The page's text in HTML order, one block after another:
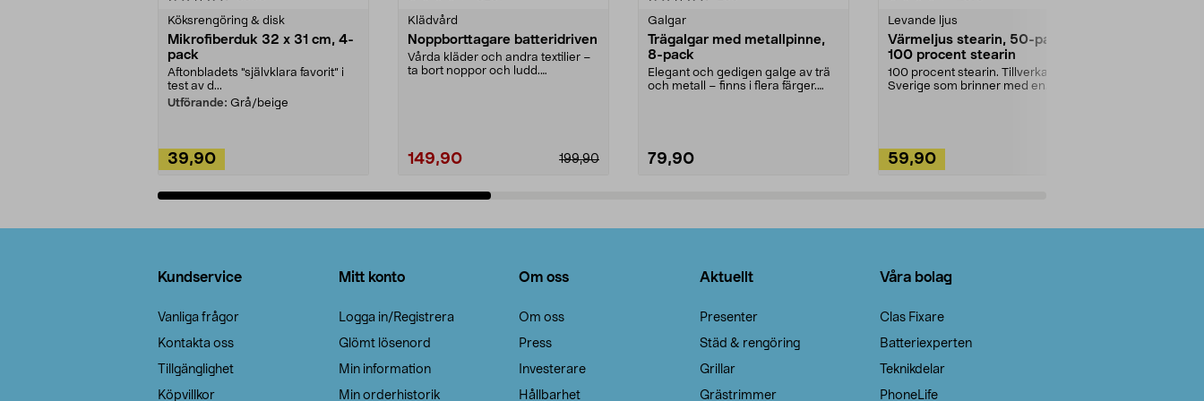
Köksrengöring & disk
Mikrofiberduk 32 x 31 cm, 4-
pack
Aftonbladets "självklara favorit” i
test av d...
Utförande: Grå/beige
39,90
Klädvård
Noppborttagare batteridriven
Vårda kläder och andra textilier –
ta bort noppor och ludd.
199,90
149,90
Galgar
Trägalgar med metallpinne,
8-pack
Elegant och gedigen galge av trä
och metall – finns i flera färger.
79,90
Levande ljus
Värmeljus stearin, 50-pack,
100 procent stearin
100 procent stearin. Tillverkade i
Sverige som brinner med en
59,90
Kundservice
Vanliga frågor
Kontakta oss
Tillgänglighet
Köpvillkor
Mitt konto
Logga in/Registrera
Glömt lösenord
Min information
Min orderhistorik
Om oss
Om oss
Press
Investerare
Hållbarhet
Aktuellt
Presenter
Städ & rengöring
Grillar
Grästrimmer
Våra bolag
Clas Fixare
Batteriexperten
Teknikdelar
PhoneLife